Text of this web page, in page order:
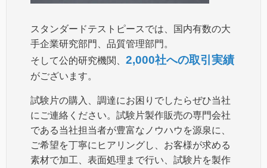
スタンダードテストピースでは、国内有数の大
手企業研究部門、品質管理部門。
そして公的研究機関、 2,000社への取引実績
がございます。
試験片の購入、調達にお困りでしたらぜひ当社
にご連絡ください。試験片製作販売の専門会社
である当社担当者が豊富なノウハウを源泉に、
ご希望を丁寧にヒアリングし、お客様が求める
素材で加工、表面処理まで行い、試験片を製作